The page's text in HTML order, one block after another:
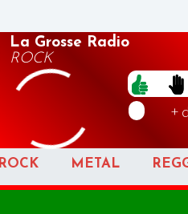
La Grosse Radio
ROCK
+
ROCK METAL